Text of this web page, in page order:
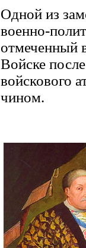
Одной из
военно-
отмеченный
Войске
войскового
чином.